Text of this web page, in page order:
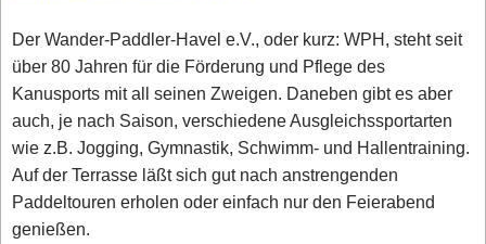
Der Wander-Paddler-Havel e.V., oder kurz: WPH, steht seit
über 80 Jahren für die Förderung und Pflege des
Kanusports mit all seinen Zweigen. Daneben gibt es aber
auch, je nach Saison, verschiedene Ausgleichssportarten
wie z.B. Jogging, Gymnastik, Schwimm- und Hallentraining.
Auf der Terrasse läßt sich gut nach anstrengenden
Paddeltouren erholen oder einfach nur den Feierabend
genießen.